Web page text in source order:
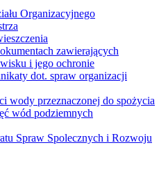
Organizacyjnego
zawierających
i jego ochronie
dot. spraw organizacji
wody przeznaczonej do spożycia
wód podziemnych
Spraw Spolecznych i Rozwoju